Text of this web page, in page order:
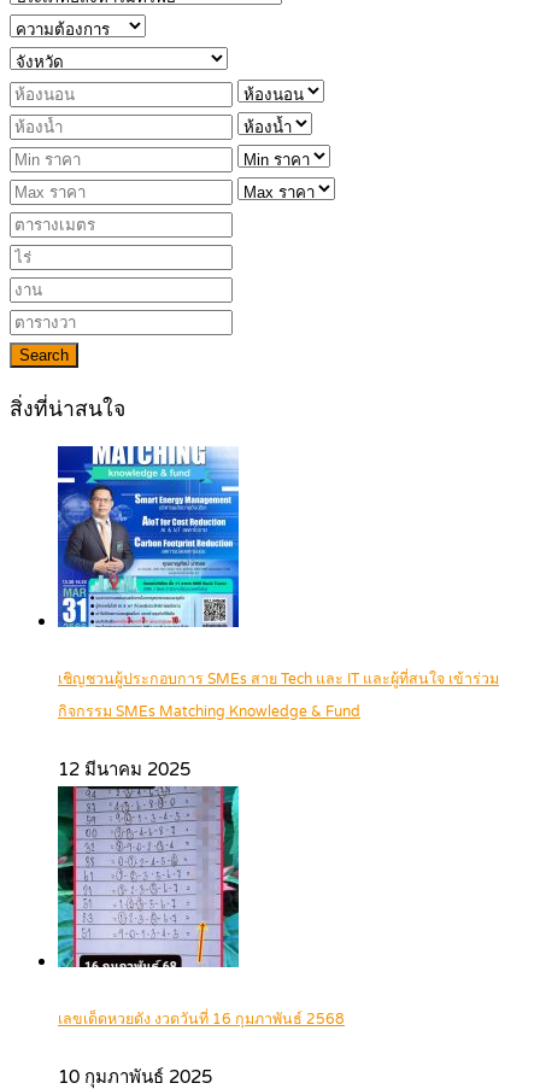
Search
สิ่งที่น่าสนใจ
เชิญชวนผู้ประกอบการ SMEs สาย Tech และ IT และผู้ที่สนใจ เข้าร่วม
กิจกรรม SMEs Matching Knowledge & Fund
12 มีนาคม 2025
เลขเด็ดหวยดัง งวดวันที่ 16 กุมภาพันธ์ 2568
10 กุมภาพันธ์ 2025